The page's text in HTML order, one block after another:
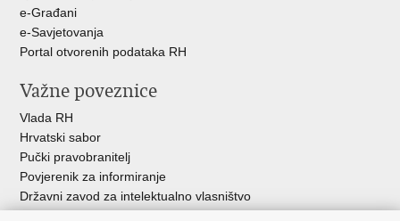
e-Građani
e-Savjetovanja
Portal otvorenih podataka RH
Važne poveznice
Vlada RH
Hrvatski sabor
Pučki pravobranitelj
Povjerenik za informiranje
Državni zavod za intelektualno vlasništvo